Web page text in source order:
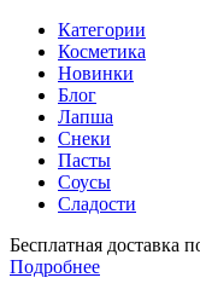
Категории
Косметика
Новинки
Блог
Лапша
Снеки
Пасты
Соусы
Сладости
Бесплатная доставка
Подробнее